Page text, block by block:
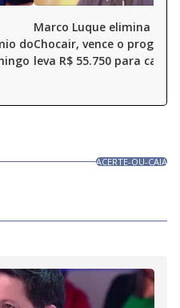
do
Marco Luque elimina
Chocair, vence o
leva R$ 55.750 para casa
ACERTE-OU-CAIA